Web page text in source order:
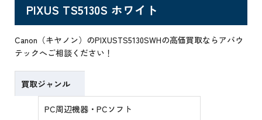
PIXUS TS5130S ホワイト
Canon（キヤノン）のPIXUSTS5130SWHの高価買取ならアバウ
テックへご相談ください！
買取ジャンル
PC周辺機器・PCソフト